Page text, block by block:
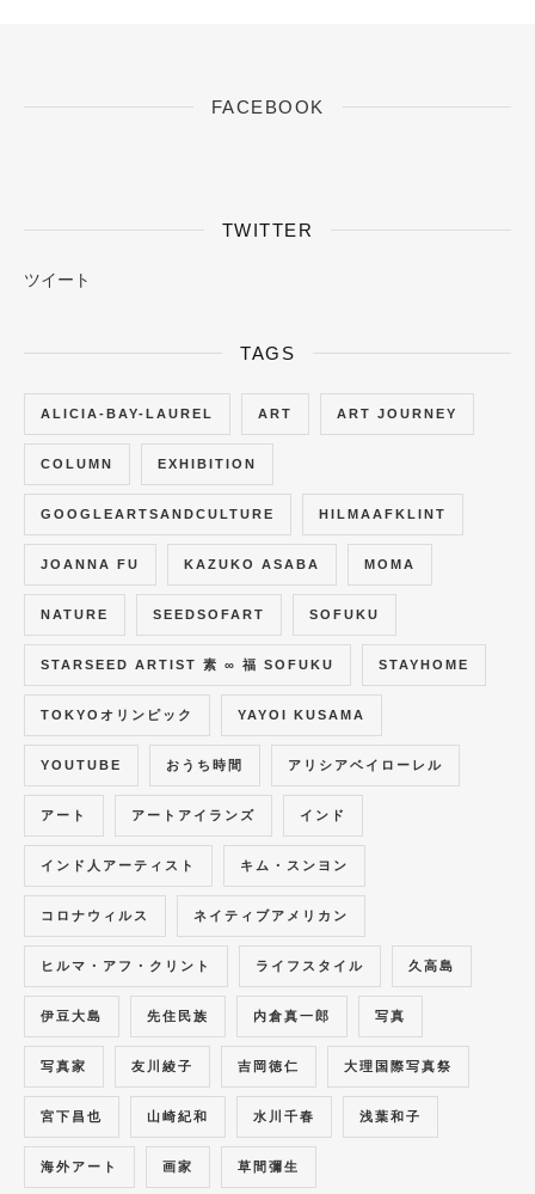
FACEBOOK
TWITTER
ツイート
TAGS
ALICIA-BAY-LAUREL ART ART JOURNEY
COLUMN EXHIBITION
GOOGLEARTSANDCULTURE HILMAAFKLINT
JOANNA FU KAZUKO ASABA MOMA
NATURE SEEDSOFART SOFUKU
STARSEED ARTIST 素 ∞ 福 SOFUKU STAYHOME
TOKYOオリンピック YAYOI KUSAMA
YOUTUBE おうち時間 アリシアベイローレル
アート アートアイランズ インド
インド人アーティスト キム・スンヨン
コロナウィルス ネイティブアメリカン
ヒルマ・アフ・クリント ライフスタイル 久高島
伊豆大島 先住民族 内倉真一郎 写真
写真家 友川綾子 吉岡徳仁 大理国際写真祭
宮下昌也 山崎紀和 水川千春 浅葉和子
海外アート 画家 草間彌生